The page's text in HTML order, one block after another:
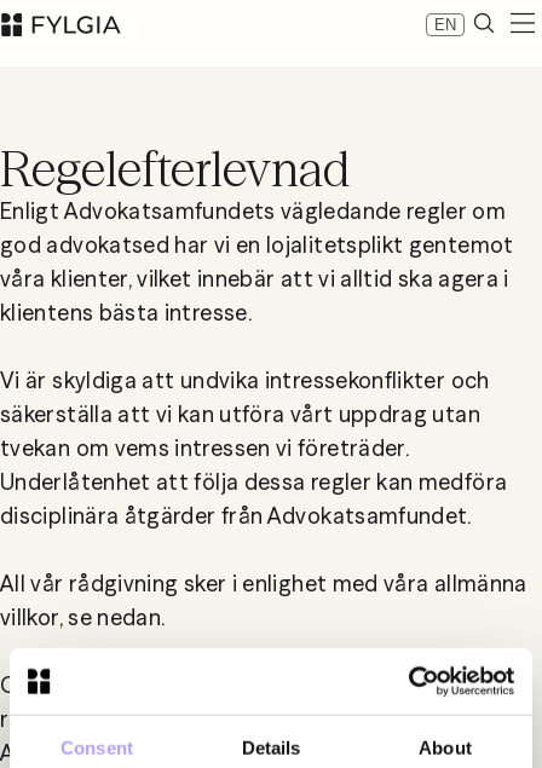
Consent Details About
EN
Nyheter
Besöksadress: Nybrogatan 11, Stockholm
Postadress: Box 55555, 102 04 Stockholm
inbox@fylgia.se
08 442 53 00
LinkedIn
Om Fylgia
Karriär
Hållbarhet
Kontakta oss
Regelefterlevnad
Enligt Advokatsamfundets vägledande regler om
god advokatsed har vi en lojalitetsplikt gentemot
våra klienter, vilket innebär att vi alltid ska agera i
klientens bästa intresse.
Vi är skyldiga att undvika intressekonflikter och
säkerställa att vi kan utföra vårt uppdrag utan
tvekan om vems intressen vi företräder.
Underlåtenhet att följa dessa regler kan medföra
disciplinära åtgärder från Advokatsamfundet.
All vår rådgivning sker i enlighet med våra allmänna
villkor, se nedan.
Om du är konsument och inte är nöjd med vår
rådgivning har du möjlighet att vända dig till
Advokatsamfundets konsumenttvistnämnd för att